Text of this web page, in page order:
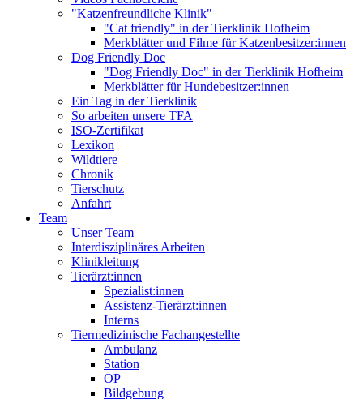
"Katzenfreundliche Klinik"
"Cat friendly" in der Tierklinik Hofheim
Merkblätter und Filme für Katzenbesitzer:innen
Dog Friendly Doc
"Dog Friendly Doc" in der Tierklinik Hofheim
Merkblätter für Hundebesitzer:innen
Ein Tag in der Tierklinik
So arbeiten unsere TFA
ISO-Zertifikat
Lexikon
Wildtiere
Chronik
Tierschutz
Anfahrt
Team
Unser Team
Interdisziplinäres Arbeiten
Klinikleitung
Tierärzt:innen
Spezialist:innen
Assistenz-Tierärzt:innen
Interns
Tiermedizinische Fachangestellte
Ambulanz
Station
OP
Bildgebung